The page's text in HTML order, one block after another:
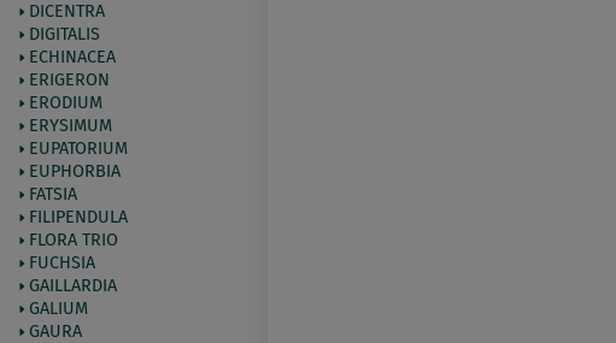
DICENTRA
DIGITALIS
ECHINACEA
ERIGERON
ERODIUM
ERYSIMUM
EUPATORIUM
EUPHORBIA
FATSIA
FILIPENDULA
FLORA TRIO
FUCHSIA
GAILLARDIA
GALIUM
GAURA